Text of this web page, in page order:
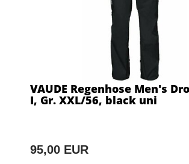
VAUDE Regenhose Men's
I, Gr. XXL/56, black uni
95,00 EUR